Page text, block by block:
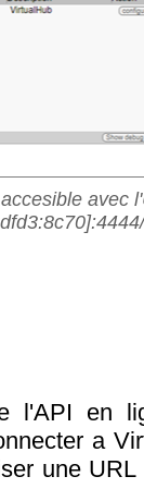
avec
l'API en
a
une